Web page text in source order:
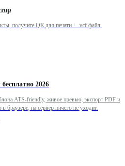
получите QR для печати + .vcf файл.
2026
ATS-friendly, живое превью, экспорт PDF и
браузере, на сервер ничего не уходит.